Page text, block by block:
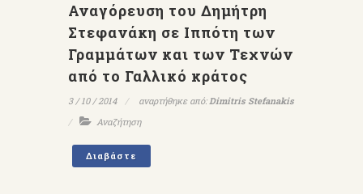
Αναγόρευση του Δημήτρη
Στεφανάκη σε Ιππότη των
Γραμμάτων και των Τεχνών
από το Γαλλικό κράτος
3 / 10 / 2014 αναρτήθηκε από:Dimitris Stefanakis
Αναζήτηση
Διαβάστε